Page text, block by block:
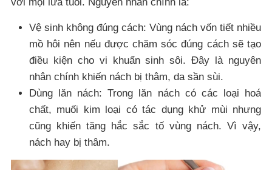
với mọi lứa tuổi. Nguyên nhân chính là:
Vệ sinh không đúng cách: Vùng nách vốn tiết nhiều
mồ hôi nên nếu được chăm sóc đúng cách sẽ tạo
điều kiện cho vi khuẩn sinh sôi. Đây là nguyên
nhân chính khiến nách bị thâm, da sần sùi.
Dùng lăn nách: Trong lăn nách có các loại hoá
chất, muối kim loại có tác dụng khử mùi nhưng
cũng khiến tăng hắc sắc tố vùng nách. Vì vậy,
nách hay bị thâm.